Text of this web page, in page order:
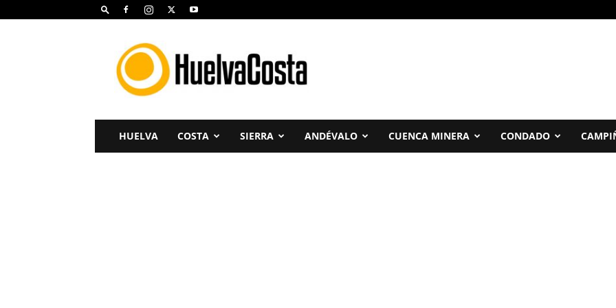
Huelva
Costa
HUELVA COSTA SIERRA ANDÉVALO CUENCA MINERA CONDADO